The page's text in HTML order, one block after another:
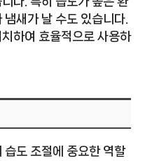
새가 날 수도 있습니다.
하여 효율적으로 사용하
습도 조절에 중요한 역할